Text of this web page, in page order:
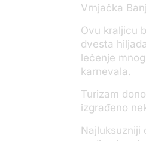
Vrnjačka
Ovu kraljicu
dvesta
lečenje
karnevala.
Turizam
izgrađeno
Najluksuzniji